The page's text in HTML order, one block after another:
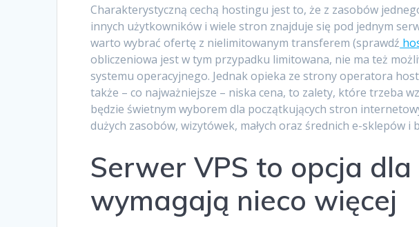
Charakterystyczną cechą hostingu jest to, że z zasobów
innych użytkowników i wiele stron znajduje się pod jednym
warto wybrać ofertę z nielimitowanym transferem (sprawdź
obliczeniowa jest w tym przypadku limitowana, nie ma też
systemu operacyjnego. Jednak opieka ze strony operatora
także – co najważniejsze – niska cena, to zalety, które trzeba
będzie świetnym wyborem dla początkujących stron
dużych zasobów, wizytówek, małych oraz średnich e-sklepów i
Serwer VPS to opcja
wymagają nieco więcej